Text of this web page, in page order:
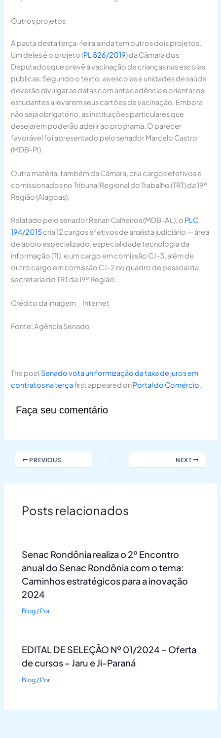
Outros projetos
A pauta desta terça-feira ainda tem outros dois projetos.
Um deles é o projeto (PL 826/2019) da Câmara dos
Deputados que prevê a vacinação de crianças nas escolas
públicas. Segundo o texto, as escolas e unidades de saúde
deverão divulgar as datas com antecedência e orientar os
estudantes a levarem seus cartões de vacinação. Embora
não seja obrigatório, as instituições particulares que
desejarem poderão aderir ao programa. O parecer
favorável foi apresentado pelo senador Marcelo Castro
(MDB-PI).
Outra matéria, também da Câmara, cria cargos efetivos e
comissionados no Tribunal Regional do Trabalho (TRT) da 19ª
Região (Alagoas).
Relatado pelo senador Renan Calheiros (MDB-AL), o PLC
194/2015 cria 12 cargos efetivos de analista judiciário — área
de apoio especializado, especialidade tecnologia da
informação (TI); e um cargo em comissão CJ-3, além de
outro cargo em comissão CJ-2 no quadro de pessoal da
secretaria do TRT da 19ª Região.
Crédito da imagem _ Internet
Fonte: Agência Senado
The post Senado vota uniformização da taxa de juros em
contratos na terçafirst appeared onPortal do Comércio
Faça seu comentário
PREVIOUS NEXT
Posts relacionados
Senac Rondônia realiza o 2º Encontro
anual do Senac Rondônia com o tema:
Caminhos estratégicos para a inovação
2024
Blog/ Por
EDITAL DE SELEÇÃO Nº 01/2024 – Oferta
de cursos – Jaru e Ji-Paraná
Blog/ Por